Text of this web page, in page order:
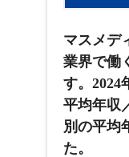
マスメデ
業界で働
す。2024
平均年収
別の平
た。